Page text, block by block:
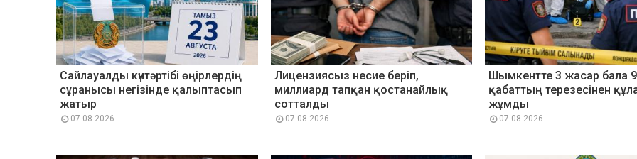
Сайлауалды күнтәртібі өңірлердің
сұранысы негізінде қалыптасып
жатыр
07 08 2026
Лицензиясыз несие беріп,
миллиард тапқан қостанайлық
сотталды
07 08 2026
Шымкентте 3 жасар бала
қабаттың терезесінен
жұмды
07 08 2026